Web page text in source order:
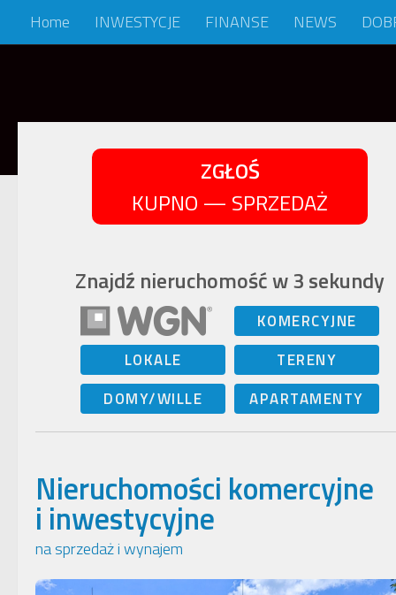
Skip to content
Home INWESTYCJE FINANSE NEWS
ZGŁOŚ
KUPNO — SPRZEDAŻ
Znajdź nieruchomość w 3 sekundy
KOMERCYJNE
LOKALE
TERENY
DOMY/WILLE
APARTAMENTY
Nieruchomości komercyjne
i inwestycyjne
na sprzedaż i wynajem